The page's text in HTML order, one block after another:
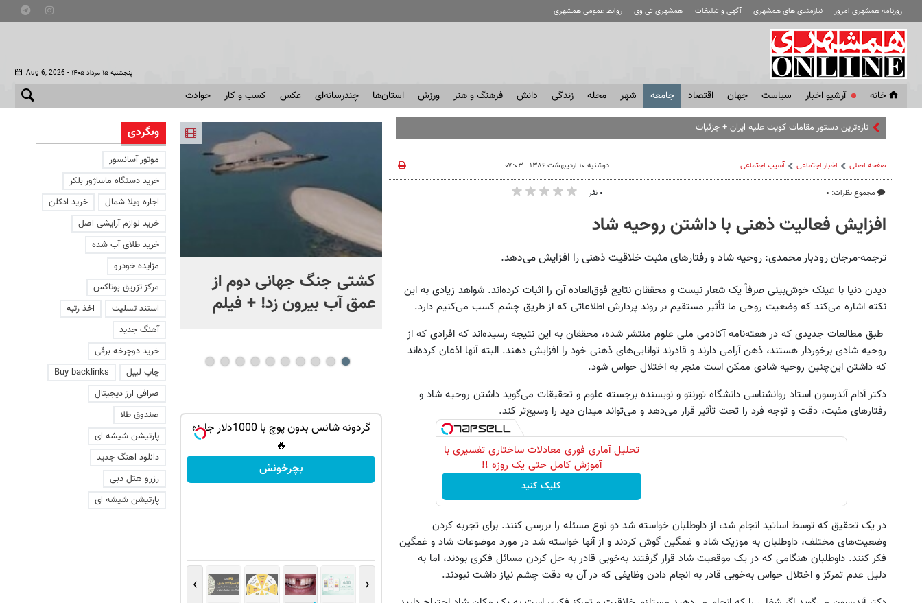
روزنامه همشهری امروز نیازمندی های همشهری آگهی و تبلیغات همشهری تی وی روابط عمومی همشهری
Aug 6, 2026 - پنجشنبه ۱۵ مرداد ۱۴۰۵
خانه آرشیو اخبار سياست جهان اقتصاد جامعه شهر محله زندگی دانش فرهنگ و هنر ورزش استان‌ها چندرسانه‌ای عکس کسب و کار حوادث
تازه‌ترین دستور مقامات کویت علیه ایران + جزئیات
صفحه اصلی اخبار اجتماعی آسیب اجتماعی
مجموع نظرات: ۰
دوشنبه ۱۰ اردیبهشت ۱۳۸۶ - ۰۷:۰۳
۰ نفر
افزایش فعالیت ذهنی با داشتن روحیه شاد
ترجمه-مرجان رودبار محمدی: روحیه شاد و رفتارهای مثبت خلاقیت ذهنی را افزایش می‌دهد.
دیدن دنیا با عینک خوش‌بینی صرفاً یک شعار نیست و محققان نتایج فوق‌العاده آن را اثبات کرده‌اند. شواهد زیادی به این
نکته اشاره می‌کند که وضعیت روحی ما تأثیر مستقیم بر روند پردازش اطلاعاتی که از طریق چشم کسب می‌کنیم دارد.
طبق مطالعات جدیدی که در هفته‌نامه آکادمی ملی علوم منتشر شده، محققان به این نتیجه رسیده‌اند که افرادی که از
روحیه شادی برخوردار هستند، ذهن آرامی دارند و قادرند توانایی‌های ذهنی خود را افزایش دهند. البته آنها اذعان کرده‌اند
که داشتن این‌چنین روحیه شادی ممکن است منجر به اختلال حواس شود.
دکتر آدام آندرسون استاد روانشناسی دانشگاه تورنتو و نویسنده برجسته علوم و تحقیقات می‌گوید داشتن روحیه شاد و
رفتارهای مثبت، دقت و توجه فرد را تحت تأثیر قرار می‌دهد و می‌تواند میدان دید را وسیع‌تر کند.
تحلیل آماری فوری معادلات ساختاری تفسیری با
آموزش کامل حتی یک روزه !!
کلیک کنید
در یک تحقیق که توسط اساتید انجام شد، از داوطلبان خواسته شد دو نوع مسئله را بررسی کنند. برای تجربه کردن
وضعیت‌های مختلف، داوطلبان به موزیک شاد و غمگین گوش کردند و از آنها خواسته شد در مورد موضوعات شاد و غمگین
فکر کنند. داوطلبان هنگامی که در یک موقعیت شاد قرار گرفتند به‌خوبی قادر به حل کردن مسائل فکری بودند، اما به
دلیل عدم تمرکز و اختلال حواس به‌خوبی قادر به انجام دادن وظایفی که در آن به دقت چشم نیاز داشت نبودند.
برخورد تاریخی موشک فالکون
۹ با ماه + فیلم
کشتی‌ جنگ جهانی دوم از
عمق آب بیرون زد! + فیلم
افشای اطلاعات برای ترور
بارون ترامپ | ماجرای قرار
عاشقانه با یک زن
تهران پر کنید ! | فقط ۲۵ میلیون
رزرورایگان نوبت
و بیت کوین 🔥
بچرخونش
گردونه شانس بدون پوچ با 1000دلار جایزه
🔥
بچرخونش
‹
›
وبگردی
موتور آسانسور
خرید دستگاه ماساژور بلکر
اجاره ویلا شمال
خرید ادکلن
خرید لوازم آرایشی اصل
خرید طلای آب شده
مزایده خودرو
مرکز تزریق بوتاکس
استند تسلیت
اخذ رتبه
آهنگ جدید
خرید دوچرخه برقی
چاپ لیبل
Buy backlinks
صرافی ارز دیجیتال
صندوق طلا
پارتیشن شیشه ای
دانلود اهنگ جدید
رزرو هتل دبی
پارتیشن شیشه ای